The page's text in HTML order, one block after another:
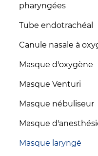
pharyngées
Tube endotrachéal
Canule nasale à
Masque d'oxygène
Masque Venturi
Masque nébuliseur
Masque
Masque laryngé